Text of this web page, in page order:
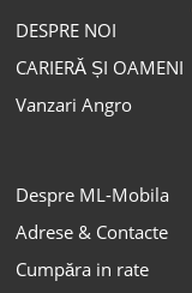
DESPRE NOI
CARIERĂ ȘI OAMENI
Vanzari Angro
Despre ML-Mobila
Adrese & Contacte
Cumpăra in rate